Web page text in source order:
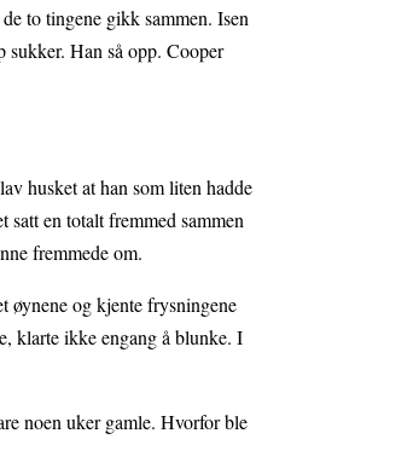
to tingene gikk sammen. Isen
sukker. Han så opp. Cooper
husket at han som liten hadde
satt en totalt fremmed sammen
fremmede om.
øynene og kjente frysningene
klarte ikke engang å blunke. I
noen uker gamle. Hvorfor ble